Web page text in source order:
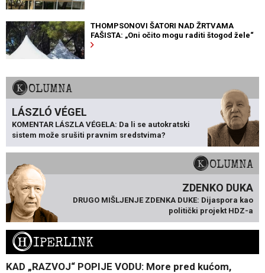
THOMPSONOVI ŠATORI NAD ŽRTVAMA
FAŠISTA: „Oni očito mogu raditi štogod žele“
KOLUMNA
LÁSZLÓ VÉGEL
KOMENTAR LÁSZLA VÉGELA: Da li se autokratski
sistem može srušiti pravnim sredstvima?
KOLUMNA
ZDENKO DUKA
DRUGO MIŠLJENJE ZDENKA DUKE: Dijaspora kao
politički projekt HDZ-a
HIPERLINK
KAD „RAZVOJ“ POPIJE VODU: More pred kućom,